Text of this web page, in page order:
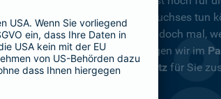
Ihres Nachwuchses tun
schauen Sie doch mal,
Versicherungen wir im
Kinder-Schutz für Sie